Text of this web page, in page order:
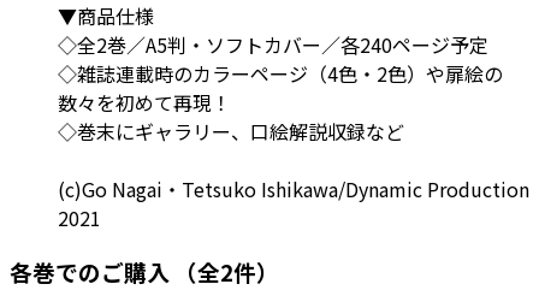
▼商品仕様
◇全2巻／A5判・ソフトカバー／各240ページ予定
◇雑誌連載時のカラーページ（4色・2色）や扉絵の
数々を初めて再現！
◇巻末にギャラリー、口絵解説収録など
(c)Go Nagai・Tetsuko Ishikawa/Dynamic Production
2021
各巻でのご購入 （全2件）